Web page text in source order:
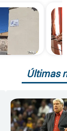
Últimas